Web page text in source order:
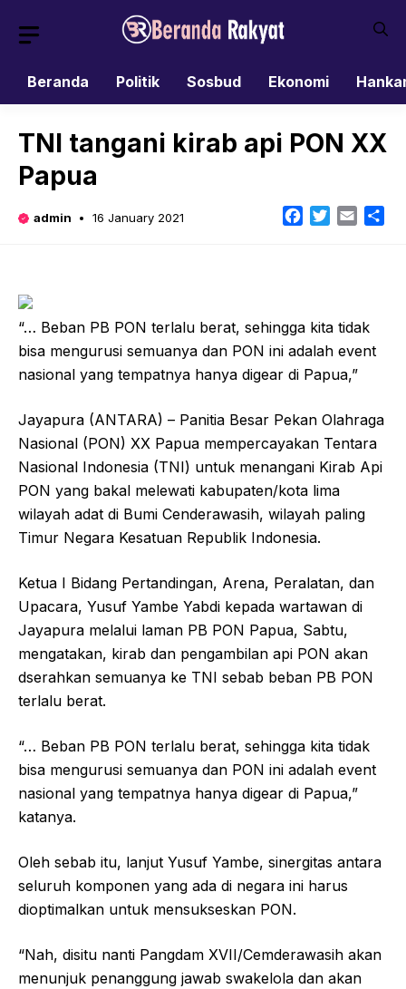
Beranda
Politik Sosbud Ekonomi
TNI tangani kirab api PON XX
Papua
admin 16 January 2021 Facebook
TwitterEmail
“… Beban PB PON terlalu berat, sehingga kita tidak
bisa mengurusi semuanya dan PON ini adalah event
nasional yang tempatnya hanya digear di Papua,”
Jayapura (ANTARA) – Panitia Besar Pekan Olahraga
Nasional (PON) XX Papua mempercayakan Tentara
Nasional Indonesia (TNI) untuk menangani Kirab Api
PON yang bakal melewati kabupaten/kota lima
wilayah adat di Bumi Cenderawasih, wilayah paling
Timur Negara Kesatuan Republik Indonesia.
Ketua I Bidang Pertandingan, Arena, Peralatan, dan
Upacara, Yusuf Yambe Yabdi kepada wartawan di
Jayapura melalui laman PB PON Papua, Sabtu,
mengatakan, kirab dan pengambilan api PON akan
dserahkan semuanya ke TNI sebab beban PB PON
terlalu berat.
“… Beban PB PON terlalu berat, sehingga kita tidak
bisa mengurusi semuanya dan PON ini adalah event
nasional yang tempatnya hanya digear di Papua,”
katanya.
Oleh sebab itu, lanjut Yusuf Yambe, sinergitas antara
seluruh komponen yang ada di negara ini harus
dioptimalkan untuk mensukseskan PON.
“Nah, disitu nanti Pangdam XVII/Cemderawasih akan
menunjuk penanggung jawab swakelola dan akan